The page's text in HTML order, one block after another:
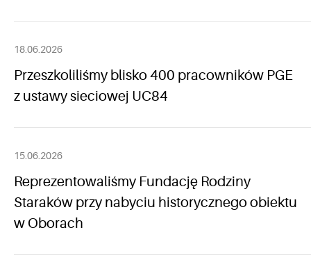
18.06.2026
Przeszkoliliśmy blisko 400 pracowników PGE
z ustawy sieciowej UC84
15.06.2026
Reprezentowaliśmy Fundację Rodziny
Staraków przy nabyciu historycznego obiektu
w Oborach